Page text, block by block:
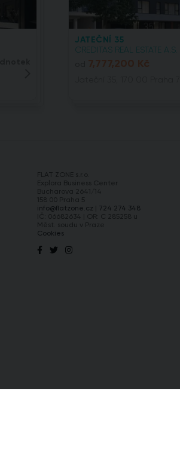
JATEČNÍ 35
CREDITAS REAL ESTATE A.S.
7,777,200 Kč
info@flatzone.cz
724 274 348
Cookies